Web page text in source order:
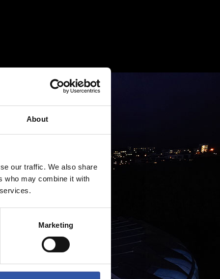
About
our traffic. We also share
who may combine it with
Marketing